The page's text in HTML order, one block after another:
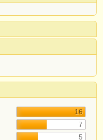
16
7
5